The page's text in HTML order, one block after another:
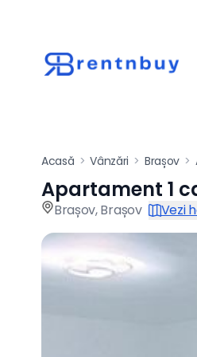
Acasă > Vânzări > Brașov >
Apartament 1
Brașov,Brașov Vezi